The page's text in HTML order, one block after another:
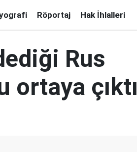
Röportaj Hak İhlalleri
Rus
çıktı